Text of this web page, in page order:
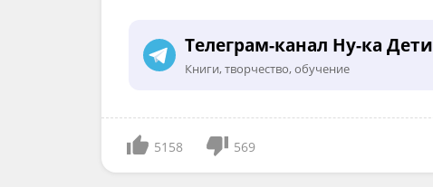
Телеграм-канал Ну-ка Дети
Книги, творчество, обучение
5158 569